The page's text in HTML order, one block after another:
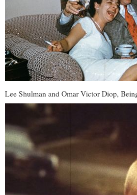
Lee Shulman and Omar Victor Diop,